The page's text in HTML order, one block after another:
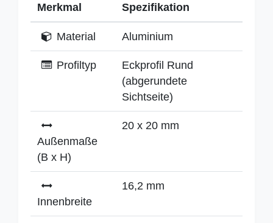
Merkmal Spezifikation
Material Aluminium
Profiltyp
Eckprofil Rund
(abgerundete
Sichtseite)
Außenmaße
(B x H)
20 x 20 mm
Innenbreite
16,2 mm